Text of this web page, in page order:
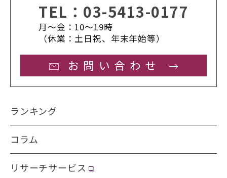
TEL： 03-5413-0177
月〜金：10〜19時
（休業：土日祝、年末年始等）
お問い合わせ
ランキング
コラム
リサーチサービス